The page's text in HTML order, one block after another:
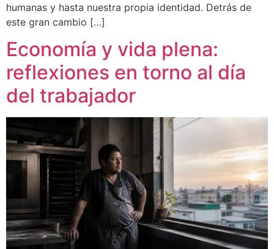
humanas y hasta nuestra propia identidad. Detrás de
este gran cambio […]
Economía y vida plena:
reflexiones en torno al día
del trabajador